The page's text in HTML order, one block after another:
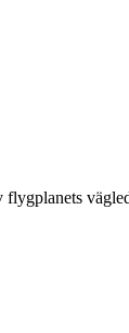
flygplanets